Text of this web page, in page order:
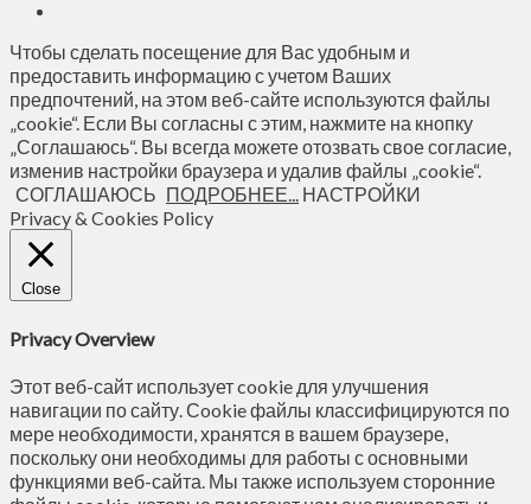
Чтобы сделать посещение для Вас удобным и
предоставить информацию с учетом Ваших
предпочтений, на этом веб-сайте используются файлы
„cookie“. Если Вы согласны с этим, нажмите на кнопку
„Соглашаюсь“. Вы всегда можете отозвать свое согласие,
изменив настройки браузера и удалив файлы „cookie“.
СОГЛАШАЮСЬ ПОДРОБНЕЕ... НАСТРОЙКИ
Privacy & Cookies Policy
Close
Privacy Overview
Этот веб-сайт использует cookie для улучшения
навигации по сайту. Сookie файлы классифицируются по
мере необходимости, хранятся в вашем браузере,
поскольку они необходимы для работы с основными
функциями веб-сайта. Мы также используем сторонние